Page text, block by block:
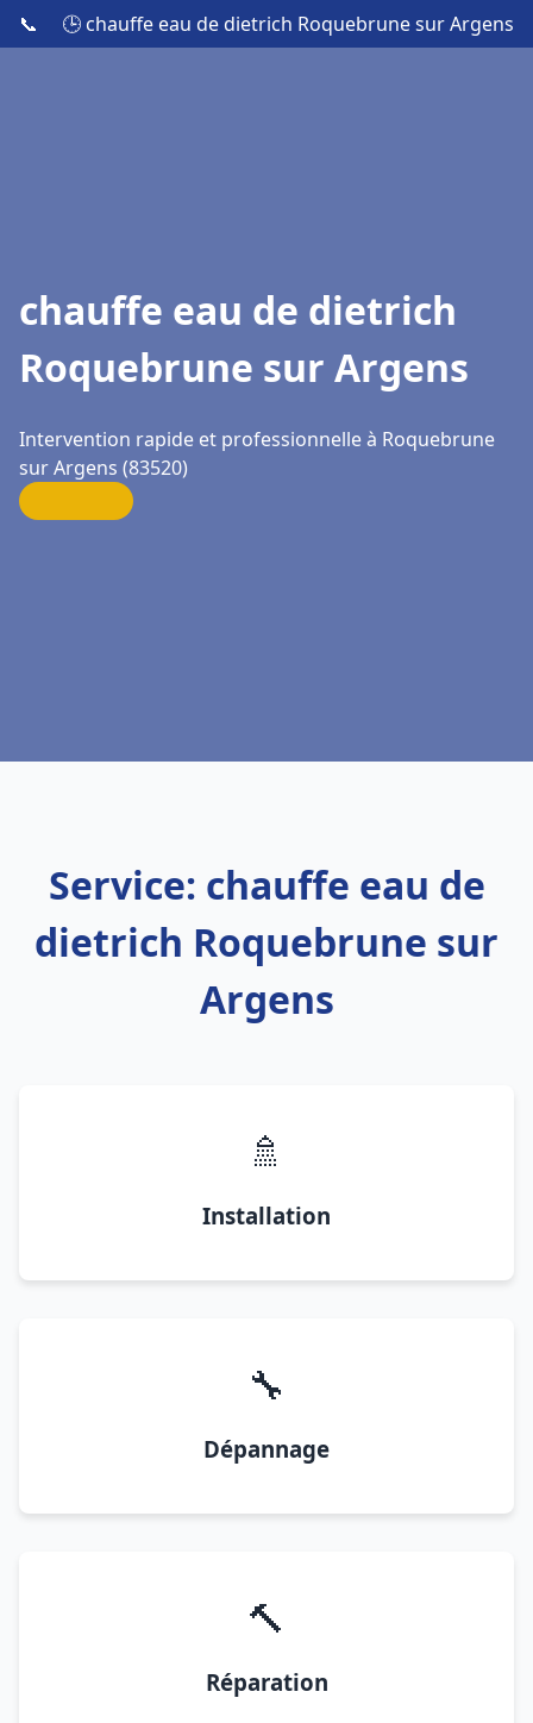
📞 🕒 chauffe eau de dietrich Roquebrune sur Argens
chauffe eau de dietrich
Roquebrune sur Argens
Intervention rapide et professionnelle à Roquebrune
sur Argens (83520)
Service: chauffe eau de
dietrich Roquebrune sur
Argens
🚿
Installation
🔧
Dépannage
🔨
Réparation